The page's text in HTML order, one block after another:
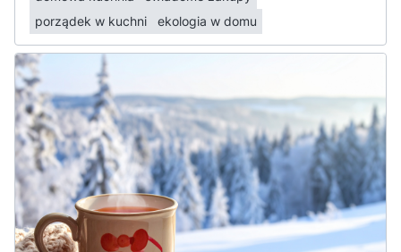
porządek w kuchni
ekologia w domu